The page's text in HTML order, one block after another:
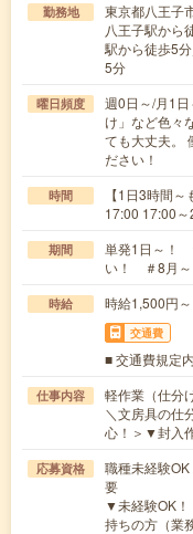
勤務地
東京都八王子
八王子駅から
駅から徒歩5
5分
曜日頻度
週0日～/月1
け」など色々
ても大丈夫。
ださい！
時間
【1日3時間
17:00 17:00
期間
単発1日～！
い！ ＃8月
時給 時給1,500円
交通費
■ 交通費規定
仕事内容
軽作業（仕分
＼文房具の仕
心！＞▼封入
応募資格
職種未経験
要
▼未経験OK
持ちの方（業